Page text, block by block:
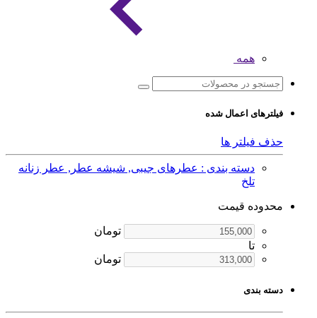
همه
فیلترهای اعمال شده
حذف فیلتر ها
دسته بندی : عطرهای جیبی, شیشه عطر, عطر زنانه
تلخ
محدوده قیمت
تومان
تا
تومان
دسته بندی